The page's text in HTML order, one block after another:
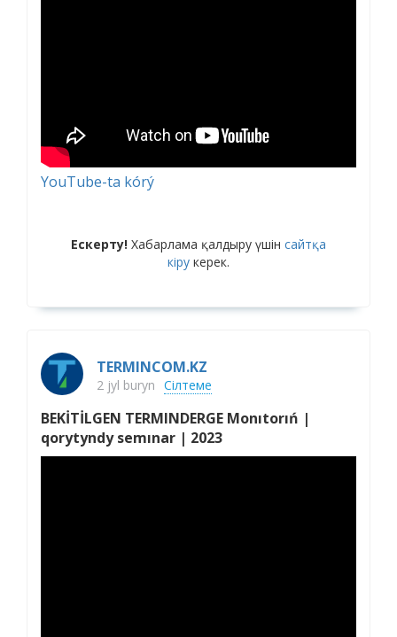
YouTube-ta kórý
Ескерту! Хабарлама қалдыру үшін сайтқа
кіру керек.
TERMINCOM.KZ
2 jyl buryn Сілтеме
BEKİTİLGEN TERMINDERGE Monıtorıń |
qorytyndy semınar | 2023